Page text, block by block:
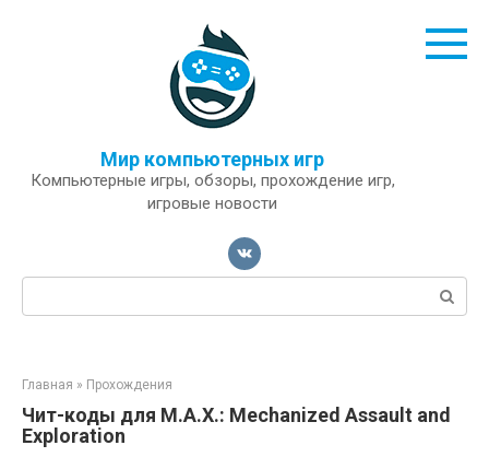
Мир компьютерных игр
Компьютерные игры, обзоры, прохождение игр,
игровые новости
Поиск:
Главная » Прохождения
Чит-коды для M.A.X.: Mechanized Assault and
Exploration